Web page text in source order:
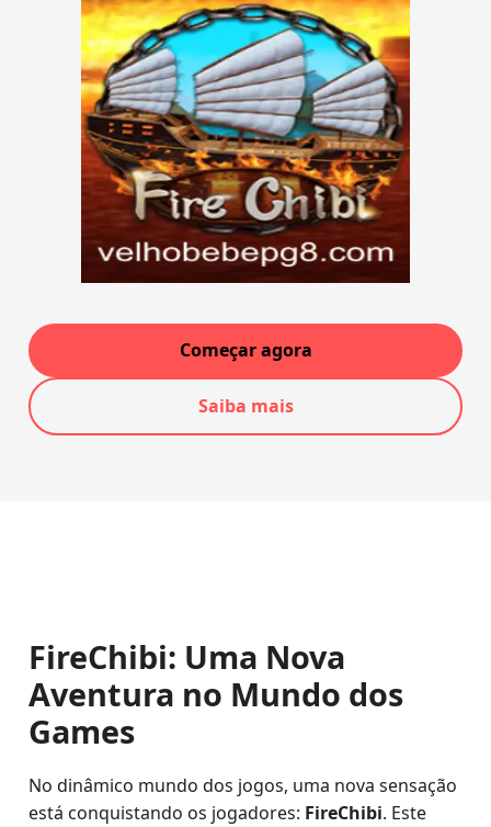
Começar agora
Saiba mais
FireChibi: Uma Nova
Aventura no Mundo dos
Games
No dinâmico mundo dos jogos, uma nova sensação
está conquistando os jogadores: FireChibi. Este